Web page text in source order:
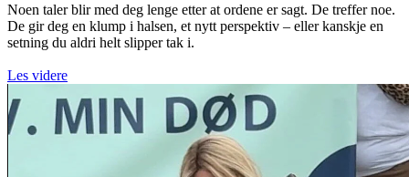
Noen taler blir med deg lenge etter at ordene er sagt. De treffer noe.
De gir deg en klump i halsen, et nytt perspektiv – eller kanskje en
setning du aldri helt slipper tak i.
Les videre